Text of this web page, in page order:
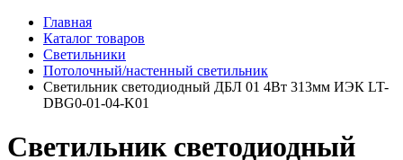
Главная
Каталог товаров
Светильники
Потолочный/настенный светильник
Светильник светодиодный ДБЛ 01 4Вт 313мм ИЭК LT-
DBG0-01-04-K01
Светильник светодиодный